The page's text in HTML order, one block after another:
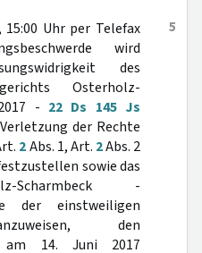
5
Uhr per Telefax
wird
des
Osterholz-
- 22 Ds 145 Js
der Rechte
2Abs. 1, Art. 2Abs. 2
sowie das
Scharmbeck -
der einstweiligen
den
am 14. Juni 2017